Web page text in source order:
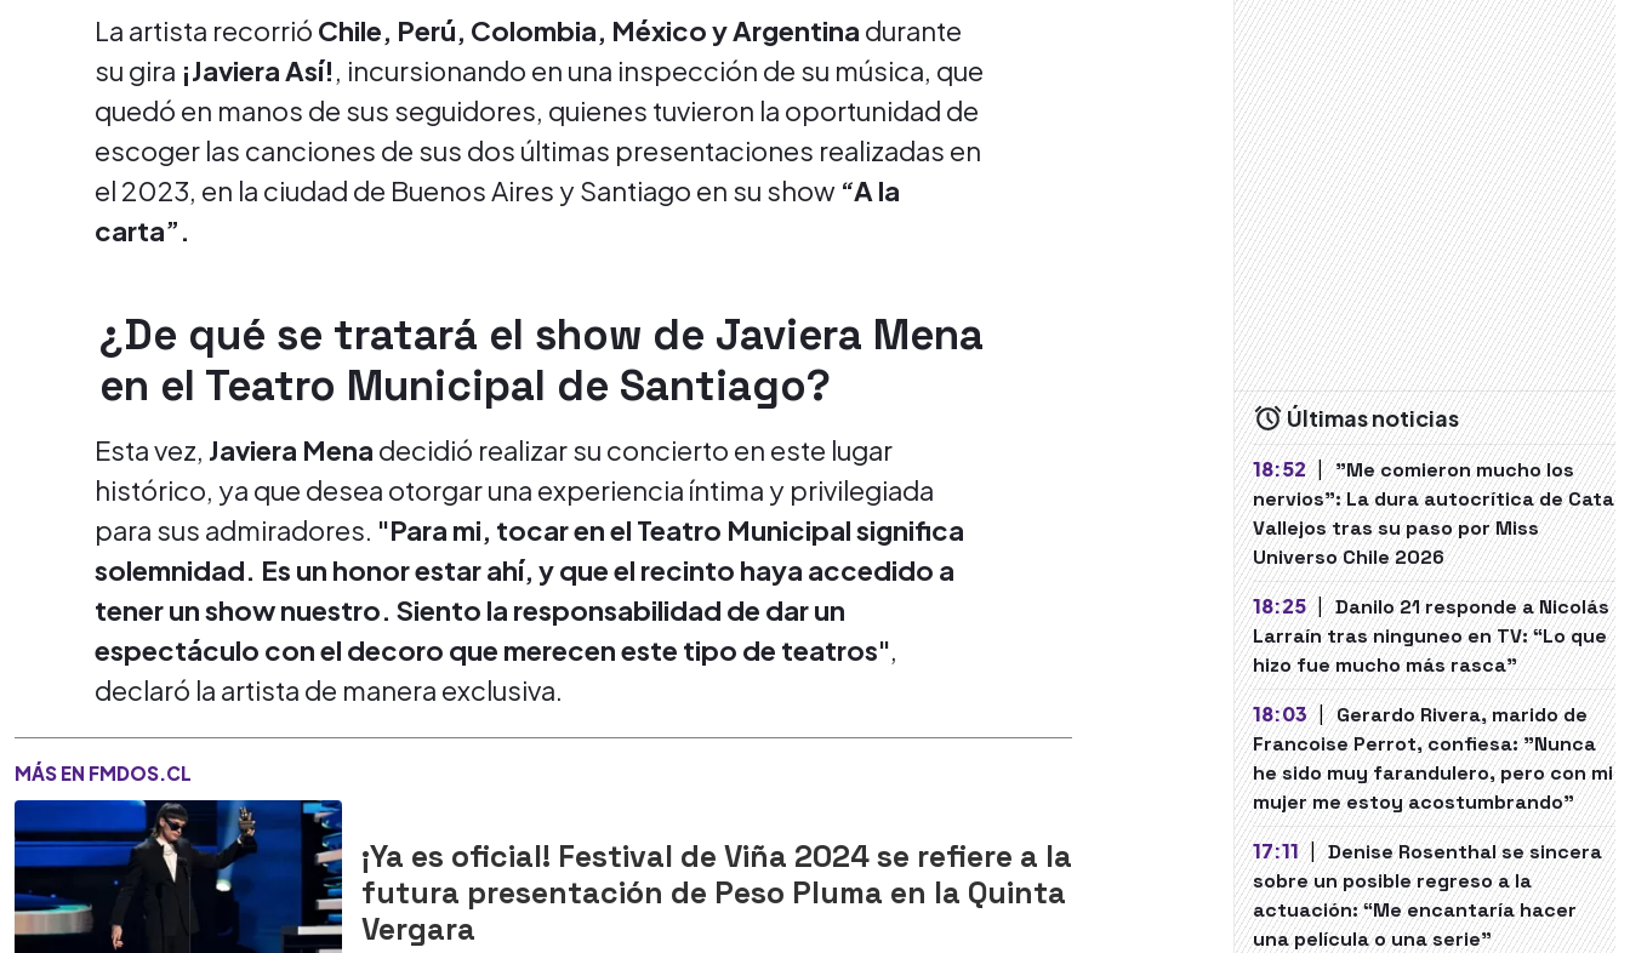
La artista recorrió Chile, Perú, Colombia, México y Argentina durante
su gira ¡Javiera Así!, incursionando en una inspección de su música, que
quedó en manos de sus seguidores, quienes tuvieron la oportunidad de
escoger las canciones de sus dos últimas presentaciones realizadas en
el 2023, en la ciudad de Buenos Aires y Santiago en su show “A la
carta”.
¿De qué se tratará el show de Javiera Mena
en el Teatro Municipal de Santiago?
Esta vez, Javiera Mena decidió realizar su concierto en este lugar
histórico, ya que desea otorgar una experiencia íntima y privilegiada
para sus admiradores. "Para mi, tocar en el Teatro Municipal significa
solemnidad. Es un honor estar ahí, y que el recinto haya accedido a
tener un show nuestro. Siento la responsabilidad de dar un
espectáculo con el decoro que merecen este tipo de teatros",
declaró la artista de manera exclusiva.
MÁS EN FMDOS.CL
¡Ya es oficial! Festival de Viña 2024 se refiere a la
futura presentación de Peso Pluma en la Quinta
Vergara
Últimas noticias
18:52 | "Me comieron mucho los
nervios": La dura autocrítica de Cata
Vallejos tras su paso por Miss
Universo Chile 2026
18:25 | Danilo 21 responde a Nicolás
Larraín tras ninguneo en TV: “Lo que
hizo fue mucho más rasca”
18:03 | Gerardo Rivera, marido de
Francoise Perrot, confiesa: "Nunca
he sido muy farandulero, pero con mi
mujer me estoy acostumbrando"
17:11 | Denise Rosenthal se sincera
sobre un posible regreso a la
actuación: “Me encantaría hacer
una película o una serie"